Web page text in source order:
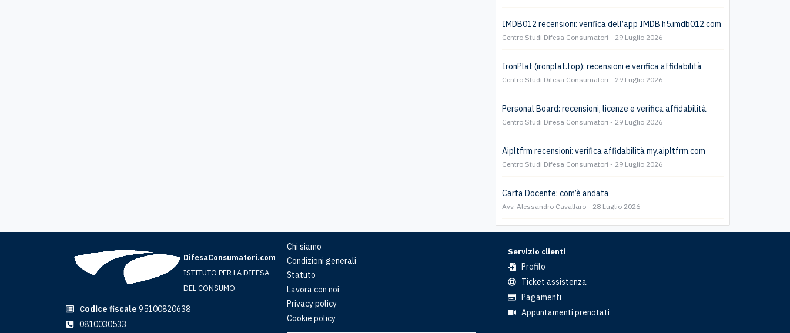
IMDB012 recensioni: verifica dell’app IMDB h5.imdb012.com
Centro Studi Difesa Consumatori 29 Luglio 2026
IronPlat (ironplat.top): recensioni e verifica affidabilità
Centro Studi Difesa Consumatori 29 Luglio 2026
Personal Board: recensioni, licenze e verifica affidabilità
Centro Studi Difesa Consumatori 29 Luglio 2026
Aipltfrm recensioni: verifica affidabilità my.aipltfrm.com
Centro Studi Difesa Consumatori 29 Luglio 2026
Carta Docente: com’è andata
Avv. Alessandro Cavallaro 28 Luglio 2026
DifesaConsumatori.com
ISTITUTO PER LA DIFESA
DEL CONSUMO
Codice fiscale 95100820638
0810030533
Chi siamo
Condizioni generali
Statuto
Lavora con noi
Privacy policy
Cookie policy
Servizio clienti
Profilo
Ticket assistenza
Pagamenti
Appuntamenti prenotati